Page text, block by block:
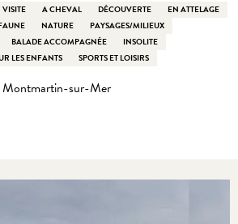
VISITE A CHEVAL DÉCOUVERTE
EN ATTELAGE
NATURE
PAYSAGES/MILIEUX
BALADE ACCOMPAGNÉE
INSOLITE
LES ENFANTS SPORTS ET LOISIRS
Montmartin-sur-Mer